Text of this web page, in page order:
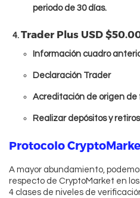
periodo de 30 días.
Trader Plus USD
Información cuadro
Declaración Trader
Acreditación de origen de
Realizar depósitos y
Protocolo
A mayor abundamiento,
respecto de CryptoMarket en
4 clases de niveles de